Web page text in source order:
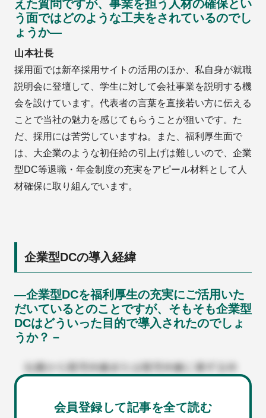
えた質問ですが、事業を担う人材の確保とい
う面ではどのような工夫をされているのでし
ょうか―
山本社長
採用面では新卒採用サイトの活用のほか、私自身が就職
説明会に登壇して、学生に対して会社事業を説明する機
会を設けています。代表者の言葉を直接若い方に伝える
ことで当社の魅力を感じてもらうことが狙いです。た
だ、採用には苦労していますね。また、福利厚生面で
は、大企業のような初任給の引上げは難しいので、企業
型DC等退職・年金制度の充実をアピール材料として人
材確保に取り組んでいます。
企業型DCの導入経緯
―企業型DCを福利厚生の充実にご活用いた
だいているとのことですが、そもそも企業型
DCはどういった目的で導入されたのでしょ
うか？－
会員登録して記事を全て読む